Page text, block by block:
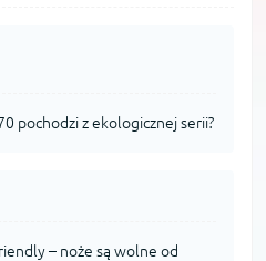
pochodzi z ekologicznej serii?
– noże są wolne od